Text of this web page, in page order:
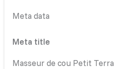
Meta data
Meta title
Masseur de cou Petit